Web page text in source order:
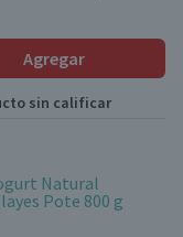
Agregar
sin calificar